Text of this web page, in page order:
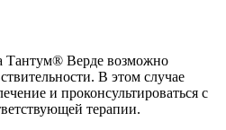
Тантум® Верде возможно
В этом случае
и проконсультироваться с
терапии.